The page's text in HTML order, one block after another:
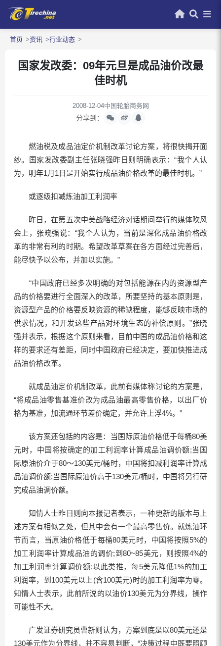
首页 资讯 行业动态
国家发改委：09年元旦是成品油价改最
佳时机
2008-12-04中国轮胎商务网
分享到：
燃油税及成品油定价机制改革讨论方案，将很快揭开面
纱。国家发改委副主任张晓强昨日则明确表示：“我个人认
为，明年1月1日是开始实行成品油价格改革的最佳时机。”
或逐级扣减炼油加工利润率
昨日，在第五次中美战略经济对话期间举行的媒体吹风
会上，张晓强说：“我个人认为，当前是深化成品油价格改
革的非常有利的时期。希望改革草案在各方面经过完善后，
能尽快予以公布，并加以实施。”
“中国政府已经多次明确的对包括能源在内的资源型产
品的价格要进行全面深入的改革，所要坚持的基本原则是，
资源型产品的价格要反映资源的稀缺程度，能够反映市场的
供求情况，和开发这些产品对环境生态的补偿原则。”张晓
强并表示，根据这个原则来看，目前中国的成品油价格和这
样的要求还有差距，同时中国政府已经决定，要加快推进成
品油价格改革。
就成品油定价机制改革，此前有媒体称讨论的方案是，
“将成品油零售基准价改为成品油最高零售价格，以出厂价
格为基准，加流通环节差价确定，并允许上浮4%。”
该方案还包括的内容是：当国际原油价格低于每桶80美
元时，中国将按确定的加工利润率计算成品油调价额;当国
际原油价介于80～130美元/桶时，中国将扣减利润率计算成
品油调价额;当国际原油价高于130美元/桶时，中国将另行研
究成品油调价额。
知情人士昨日则向本报记者表示，一种更新的版本与上
述方案有相似之处，但其中会有一个最高零售价。就炼油环
节而言，当原油价格低于每桶80美元时，中国将按照5%的
加工利润率计算成品油的调价;到80~85美元，则按照4%的
加工利润率计算调价额;以此类推，每5美元降低1%的加工
利润率，到100美元以上(含100美元)时的加工利润率为零。
知情人士表示，此前所说的以油价130美元为分界线，操作
可能性不大。
广发证券研究员曹新则认为，方案到底是以80美元还是
130美元作为分界线，并不容易判断，“决策过程中既要照顾